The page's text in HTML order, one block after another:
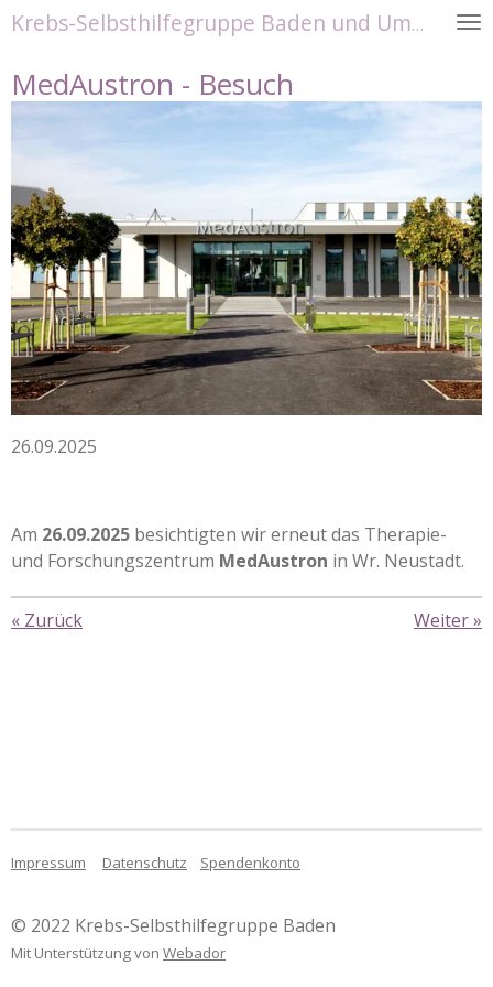
Zum
springen
Krebs-Selbsthilfegruppe Baden und Umgebung
MedAustron - Besuch
26.09.2025
Am 26.09.2025 besichtigten wir erneut das Therapie-
und Forschungszentrum MedAustron in Wr. Neustadt.
« Zurück Weiter»
Impressum Datenschutz Spendenkonto
© 2022 Krebs-Selbsthilfegruppe Baden
Mit Unterstützung von Webador